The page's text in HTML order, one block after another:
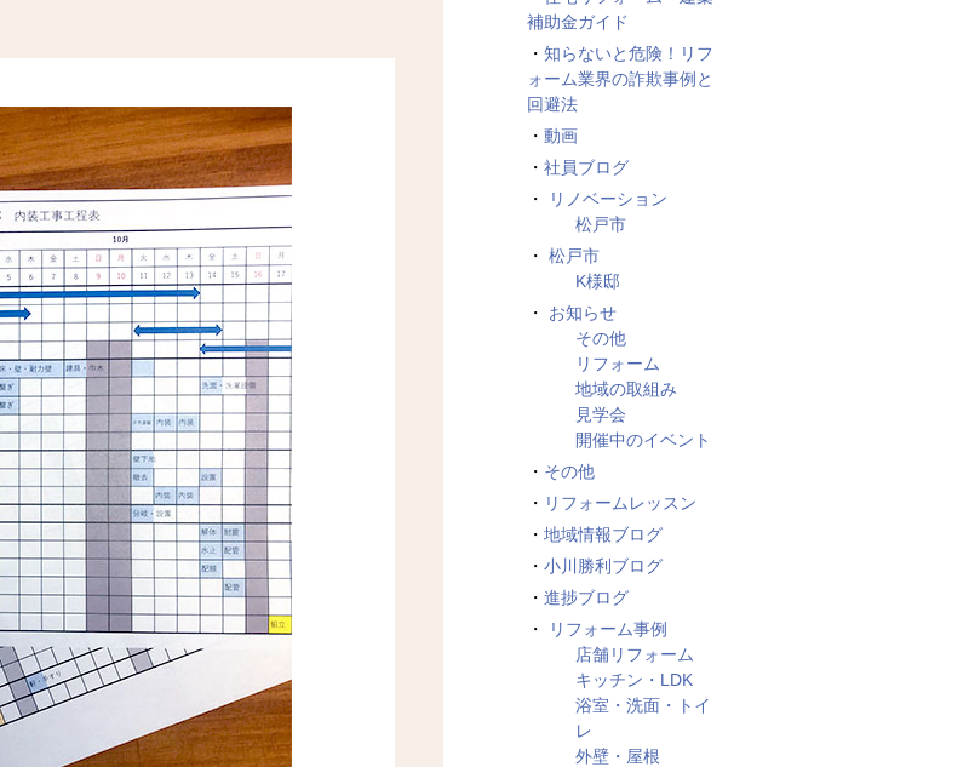
補助金ガイド
知らないと危険！リフ
ォーム業界の詐欺事例と
回避法
動画
社員ブログ
リノベーション
松戸市
松戸市
K様邸
お知らせ
その他
リフォーム
地域の取組み
見学会
開催中のイベント
その他
リフォームレッスン
地域情報ブログ
小川勝利ブログ
進捗ブログ
リフォーム事例
店舗リフォーム
キッチン・LDK
浴室・洗面・トイ
レ
外壁・屋根